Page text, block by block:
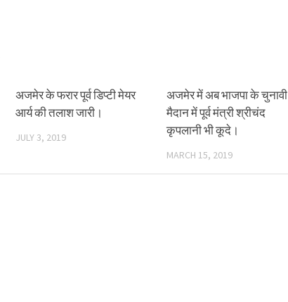
अजमेर के फरार पूर्व डिप्टी मेयर
आर्य की तलाश जारी।
JULY 3, 2019
अजमेर में अब भाजपा के चुनावी
मैदान में पूर्व मंत्री श्रीचंद
कृपलानी भी कूदे।
MARCH 15, 2019